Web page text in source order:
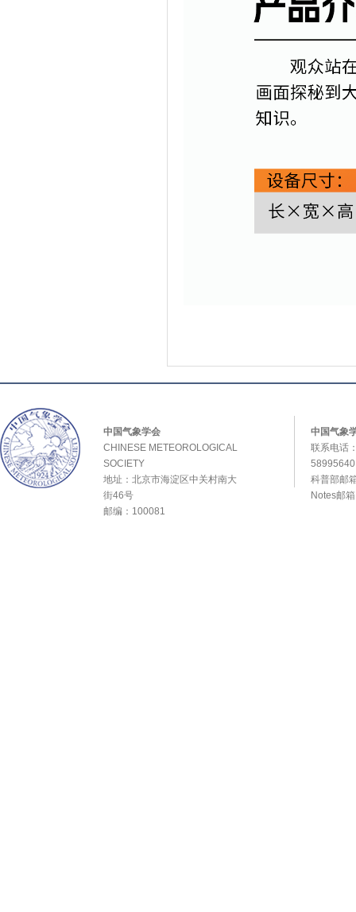
中国气象学会
CHINESE METEOROLOGICAL
SOCIETY
地址：北京市海淀区中关村南大
街46号
邮编：100081
中国气象
联系电话
科普部邮
Notes邮